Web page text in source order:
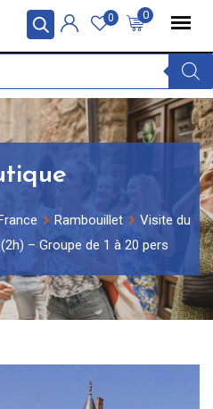
0
0
Rambouillet
Visite du
– Groupe de 1 à 20 pers